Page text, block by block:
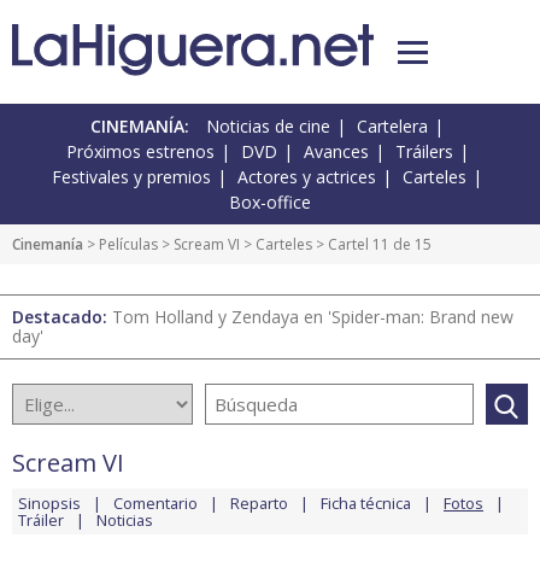
CINEMANÍA: Noticias de cine
Cartelera
Próximos estrenos
DVD Avances
Tráilers
Festivales y premios
Actores y actrices
Carteles
Box-office
Cinemanía > Películas > Scream VI > Carteles > Cartel 11 de 15
Destacado: Tom Holland y Zendaya en 'Spider-man: Brand new
day'
Scream VI
Sinopsis Comentario Reparto Ficha técnica Fotos
Tráiler Noticias